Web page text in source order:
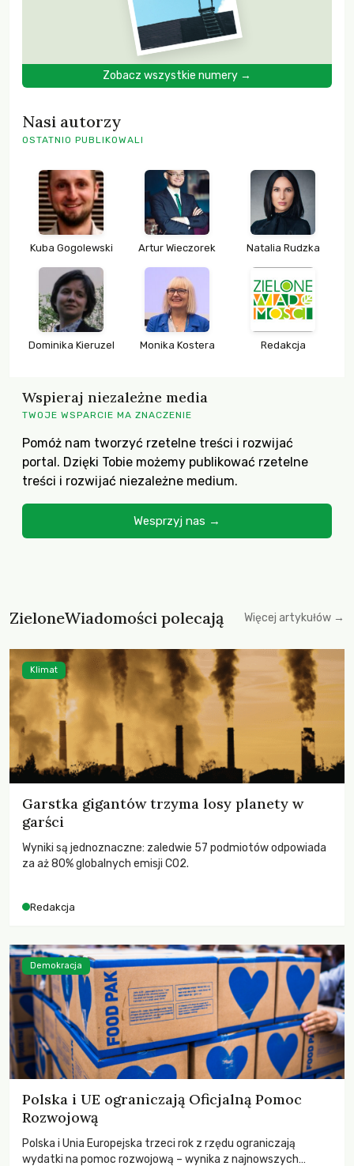
Zobacz wszystkie numery →
Nasi autorzy
OSTATNIO PUBLIKOWALI
Kuba Gogolewski Artur Wieczorek Natalia Rudzka
Dominika Kieruzel Monika Kostera Redakcja
Wspieraj niezależne media
TWOJE WSPARCIE MA ZNACZENIE
Pomóż nam tworzyć rzetelne treści i rozwijać
portal. Dzięki Tobie możemy publikować rzetelne
treści i rozwijać niezależne medium.
Wesprzyj nas →
ZieloneWiadomości polecają Więcej artykułów →
Garstka gigantów trzyma losy planety w
garści
Wyniki są jednoznaczne: zaledwie 57 podmiotów odpowiada
za aż 80% globalnych emisji CO2.
Redakcja
Klimat
Polska i UE ograniczają Oficjalną Pomoc
Rozwojową
Polska i Unia Europejska trzeci rok z rzędu ograniczają
wydatki na pomoc rozwojową – wynika z najnowszych
Demokracja